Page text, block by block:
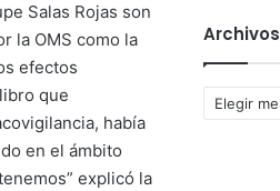
Salas Rojas son
la OMS como la
efectos
que
había
en el ámbito
explicó la
Archivos
Archivos